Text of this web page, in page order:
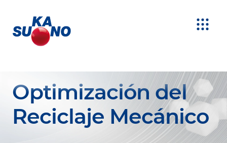
Optimización del
Reciclaje Mecánico